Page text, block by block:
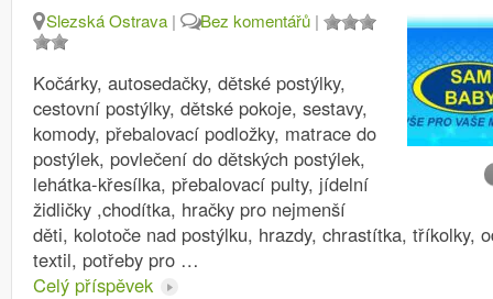
Slezská Ostrava | Bez komentářů |
Kočárky, autosedačky, dětské postýlky,
cestovní postýlky, dětské pokoje, sestavy,
komody, přebalovací podložky, matrace do
postýlek, povlečení do dětských postýlek,
lehátka-křesílka, přebalovací pulty, jídelní
židličky ,chodítka, hračky pro nejmenší
děti, kolotoče nad postýlku, hrazdy, chrastítka, tříkolky,
textil, potřeby pro …
Celý příspěvek